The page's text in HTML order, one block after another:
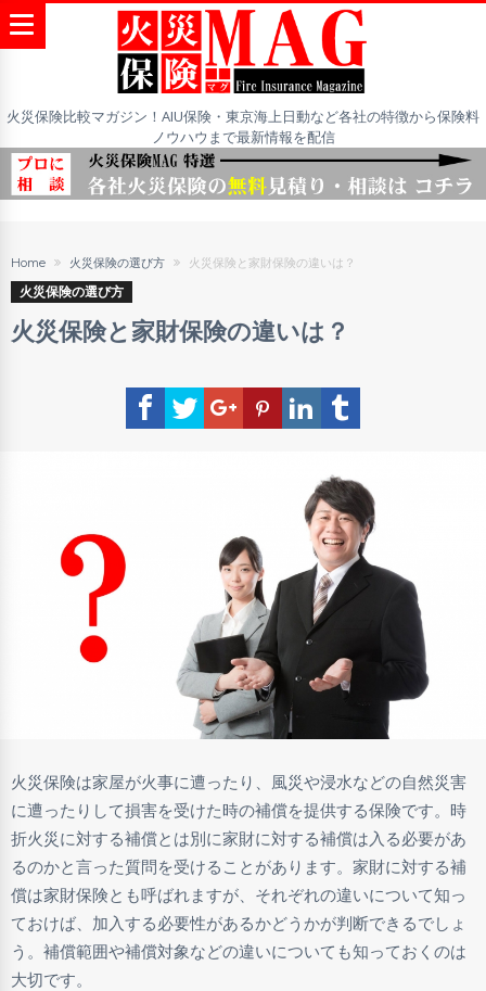
火災保険比較マガジン！AIU保険・東京海上日動など各社の特徴から保険料
ノウハウまで最新情報を配信
Home 火災保険の選び方 火災保険と家財保険の違いは？
火災保険の選び方
火災保険と家財保険の違いは？
火災保険は家屋が火事に遭ったり、風災や浸水などの自然災害
に遭ったりして損害を受けた時の補償を提供する保険です。時
折火災に対する補償とは別に家財に対する補償は入る必要があ
るのかと言った質問を受けることがあります。家財に対する補
償は家財保険とも呼ばれますが、それぞれの違いについて知っ
ておけば、加入する必要性があるかどうかが判断できるでしょ
う。補償範囲や補償対象などの違いについても知っておくのは
大切です。